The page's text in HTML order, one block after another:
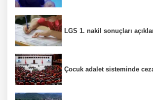
LGS 1. nakil sonuçları
Çocuk adalet sisteminde